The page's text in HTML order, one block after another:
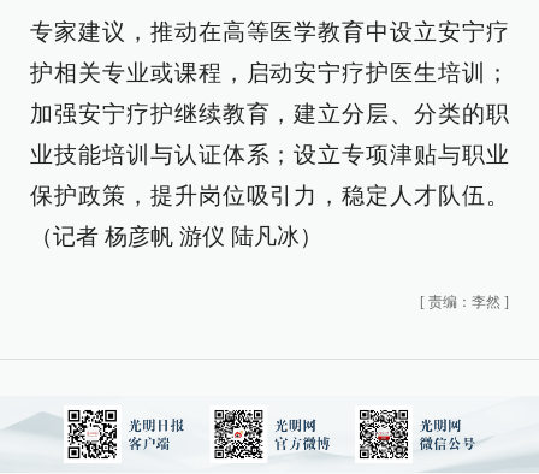
专家建议，推动在高等医学教育中设立安宁疗
护相关专业或课程，启动安宁疗护医生培训；
加强安宁疗护继续教育，建立分层、分类的职
业技能培训与认证体系；设立专项津贴与职业
保护政策，提升岗位吸引力，稳定人才队伍。
（记者 杨彦帆 游仪 陆凡冰）
[ 责编：李然 ]